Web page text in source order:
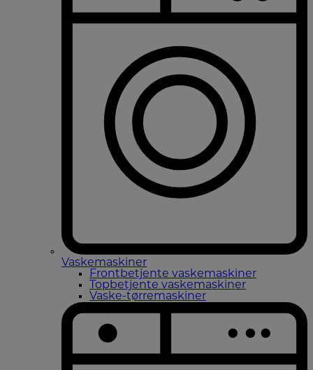
Vaskemaskiner
Frontbetjente vaskemaskiner
Topbetjente vaskemaskiner
Vaske-tørremaskiner